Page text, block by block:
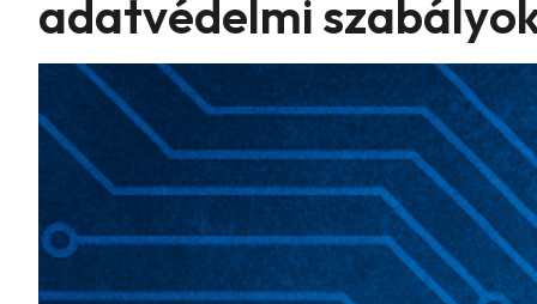
adatvédelmi